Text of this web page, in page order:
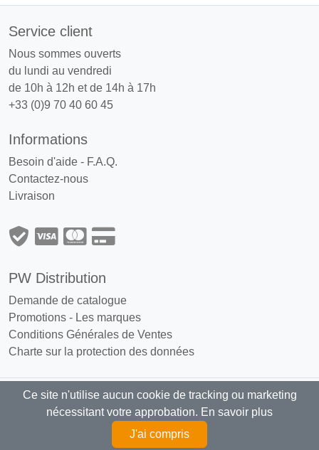
Service client
Nous sommes ouverts
du lundi au vendredi
de 10h à 12h et de 14h à 17h
+33 (0)9 70 40 60 45
Informations
Besoin d'aide - F.A.Q.
Contactez-nous
Livraison
PW Distribution
Demande de catalogue
Promotions - Les marques
Conditions Générales de Ventes
Charte sur la protection des données
PW Distribution : Grossiste, distributeur
articles fumeurs exclusivement réservé aux professionnels
Ce site n'utilise aucun cookie de tracking ou marketing
nécessitant votre approbation. En savoir plus
J'ai compris